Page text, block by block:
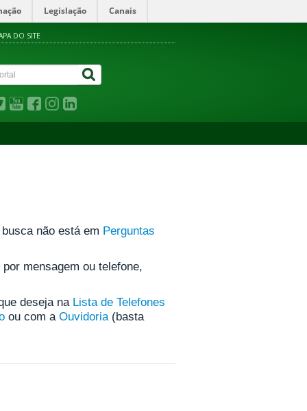
Legislação Canais
DO SITE
não está em Perguntas
mensagem ou telefone,
deseja na Lista de Telefones
ou com a Ouvidoria(basta